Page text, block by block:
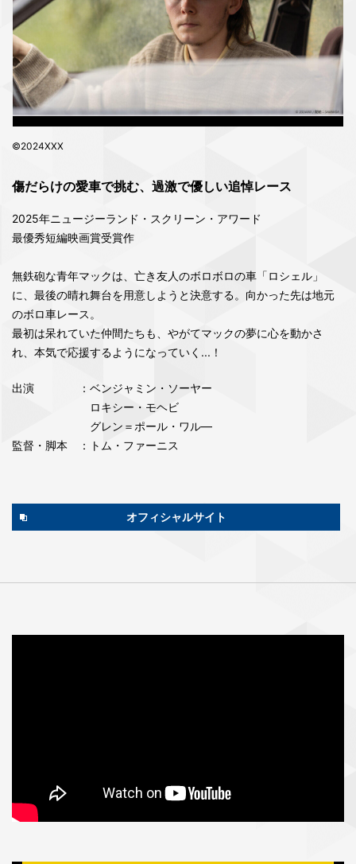
©2024XXX
傷だらけの愛車で挑む、過激で優しい追悼レース
2025年ニュージーランド・スクリーン・アワード
最優秀短編映画賞受賞作
無鉄砲な青年マックは、亡き友人のボロボロの車「ロシェル」
に、最後の晴れ舞台を用意しようと決意する。向かった先は地元
のボロ車レース。
最初は呆れていた仲間たちも、やがてマックの夢に心を動かさ
れ、本気で応援するようになっていく...！
出演 ： ベンジャミン・ソーヤー
ロキシー・モヘビ
グレン＝ポール・ワル―
監督・脚本
：トム・ファーニス
オフィシャルサイト